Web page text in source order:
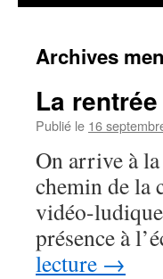
contenu
Archives
La
Publié le 16
On arrive à
chemin de la
vidéo-
présence à
lecture →